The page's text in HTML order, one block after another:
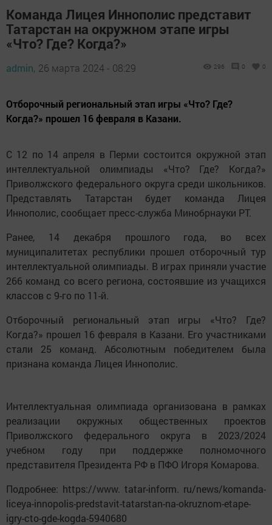
Команда Лицея Иннополис представит
Татарстан на окружном этапе игры
«Что? Где? Когда?»
admin, 26 марта 2024 - 08:29 296 0 0
Отборочный региональный этап игры «Что? Где?
Когда?» прошел 16 февраля в Казани.
С 12 по 14 апреля в Перми состоится окружной этап
интеллектуальной олимпиады «Что? Где? Когда?»
Приволжского федерального округа среди школьников.
Представлять Татарстан будет команда Лицея
Иннополис, сообщает пресс-служба Минобрнауки РТ.
Ранее, 14 декабря прошлого года, во всех
муниципалитетах республики прошел отборочный тур
интеллектуальной олимпиады. В играх приняли участие
266 команд со всего региона, состоявшие из учащихся
классов с 9-го по 11-й.
Отборочный региональный этап игры «Что? Где?
Когда?» прошел 16 февраля в Казани. Его участниками
стали 25 команд. Абсолютным победителем была
признана команда Лицея Иннополис.
Интеллектуальная олимпиада организована в рамках
реализации окружных общественных проектов
Приволжского федерального округа в 2023/2024
учебном году при поддержке полномочного
представителя Президента РФ в ПФО Игоря Комарова.
Подробнее: https://www. tatar-inform. ru/news/komanda-
liceya-innopolis-predstavit-tatarstan-na-okruznom-etape-
igry-cto-gde-kogda-5940680